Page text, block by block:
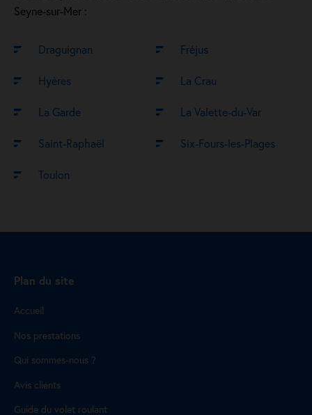
Seyne-sur-Mer :
Draguignan Fréjus
Hyères La Crau
La Garde La Valette-du-Var
Saint-Raphaël Six-Fours-les-Plages
Toulon
Plan du site
Accueil
Nos prestations
Qui sommes-nous ?
Avis clients
Guide du volet roulant